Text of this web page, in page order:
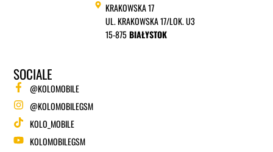
SOCIALE
@KOLOMOBILE
@KOLOMOBILEGSM
KOLO_MOBILE
KOLOMOBILEGSM
KRAKOWSKA 17
UL. KRAKOWSKA 17/LOK. U3
15-875BIAŁYSTOK